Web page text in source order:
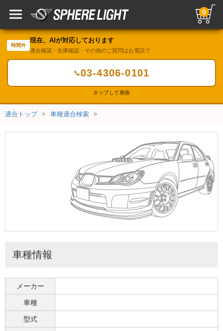
0
時間外
現在、AIが対応しております
適合確認・在庫確認・その他のご質問はお電話で
📞03-4306-0101
タップして発信
適合トップ 車種適合検索
車種情報
メーカー
車種
型式